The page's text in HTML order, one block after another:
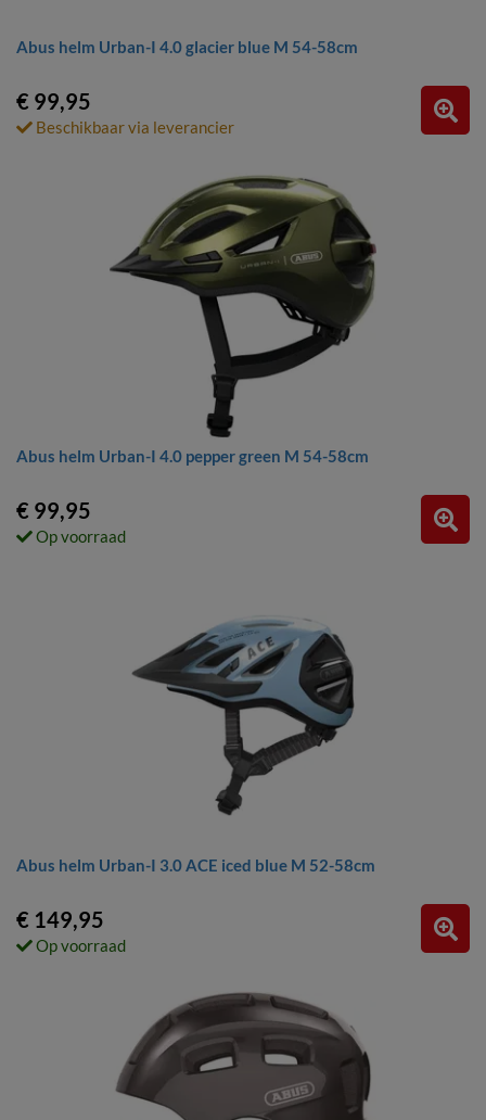
Abus helm Urban-I 4.0 glacier blue M 54-58cm
€ 99,95
Beschikbaar via leverancier
Abus helm Urban-I 4.0 pepper green M 54-58cm
€ 99,95
Op voorraad
Abus helm Urban-I 3.0 ACE iced blue M 52-58cm
€ 149,95
Op voorraad